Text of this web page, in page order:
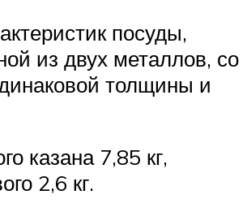
посуды,
из двух металлов, со
толщины и
казана 7,85 кг,
2,6 кг.